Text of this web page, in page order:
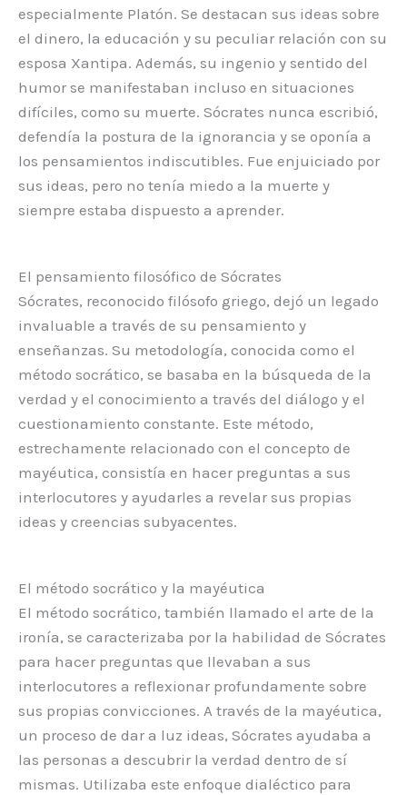
especialmente Platón. Se destacan sus ideas sobre
el dinero, la educación y su peculiar relación con su
esposa Xantipa. Además, su ingenio y sentido del
humor se manifestaban incluso en situaciones
difíciles, como su muerte. Sócrates nunca escribió,
defendía la postura de la ignorancia y se oponía a
los pensamientos indiscutibles. Fue enjuiciado por
sus ideas, pero no tenía miedo a la muerte y
siempre estaba dispuesto a aprender.
El pensamiento filosófico de Sócrates
Sócrates, reconocido filósofo griego, dejó un legado
invaluable a través de su pensamiento y
enseñanzas. Su metodología, conocida como el
método socrático, se basaba en la búsqueda de la
verdad y el conocimiento a través del diálogo y el
cuestionamiento constante. Este método,
estrechamente relacionado con el concepto de
mayéutica, consistía en hacer preguntas a sus
interlocutores y ayudarles a revelar sus propias
ideas y creencias subyacentes.
El método socrático y la mayéutica
El método socrático, también llamado el arte de la
ironía, se caracterizaba por la habilidad de Sócrates
para hacer preguntas que llevaban a sus
interlocutores a reflexionar profundamente sobre
sus propias convicciones. A través de la mayéutica,
un proceso de dar a luz ideas, Sócrates ayudaba a
las personas a descubrir la verdad dentro de sí
mismas. Utilizaba este enfoque dialéctico para